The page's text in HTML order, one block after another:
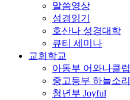
말씀영상
성경읽기
호산나 성경대학
큐티 세미나
교회학교
아동부 어와나클럽
중고등부 하늘소리
청년부 Joyful